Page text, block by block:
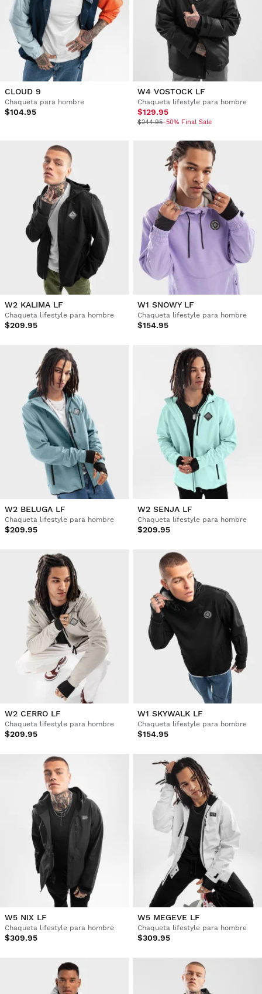
CLOUD 9
Chaqueta para hombre
$104.95
W4 VOSTOCK LF
Chaqueta lifestyle para hombre
$129.95
$244.95-50% Final Sale
W2 KALIMA LF
Chaqueta lifestyle para hombre
$209.95
W1 SNOWY LF
Chaqueta lifestyle para hombre
$154.95
W2 BELUGA LF
Chaqueta lifestyle para hombre
$209.95
W2 SENJA LF
Chaqueta lifestyle para hombre
$209.95
W2 CERRO LF
Chaqueta lifestyle para hombre
$209.95
W1 SKYWALK LF
Chaqueta lifestyle para hombre
$154.95
W5 NIX LF
Chaqueta lifestyle para hombre
$309.95
W5 MEGEVE LF
Chaqueta lifestyle para hombre
$309.95